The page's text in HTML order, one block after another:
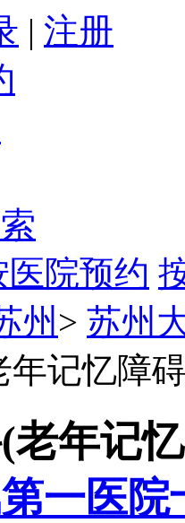
| 注册
医院预约
州 > 苏州
年记忆障
老年记
一医院